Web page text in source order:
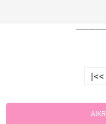
|<<